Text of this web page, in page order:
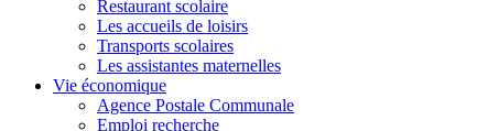
Restaurant scolaire
Les accueils de loisirs
Transports scolaires
Les assistantes maternelles
Vie économique
Agence Postale Communale
Emploi recherche